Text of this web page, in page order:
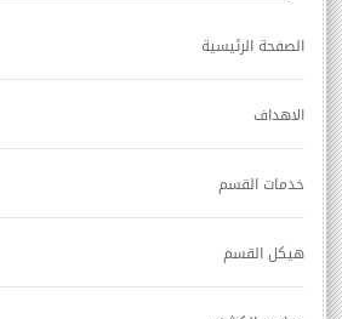
الصفحة الرئيسية
الاهداف
خدمات القسم
هيكل القسم